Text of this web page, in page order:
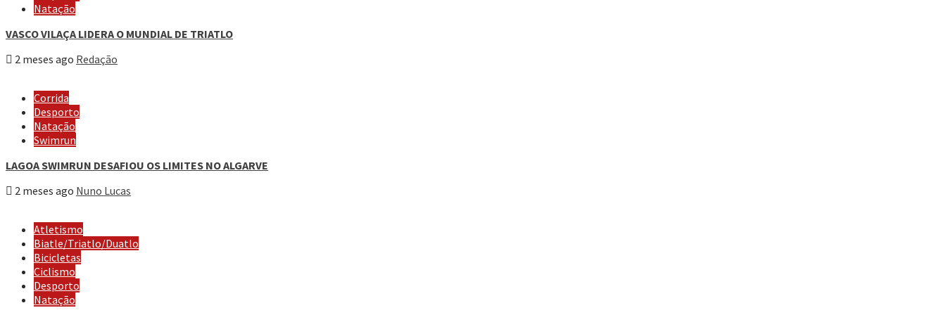
Natação
VASCO VILAÇA LIDERA O MUNDIAL DE TRIATLO
2 meses ago Redação
Corrida
Desporto
Natação
Swimrun
LAGOA SWIMRUN DESAFIOU OS LIMITES NO ALGARVE
2 meses ago Nuno Lucas
Atletismo
Biatle/Triatlo/Duatlo
Bicicletas
Ciclismo
Desporto
Natação